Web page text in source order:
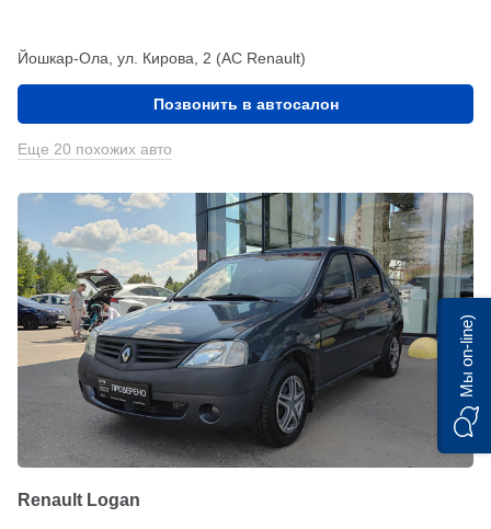
Йошкар-Ола, ул. Кирова, 2 (АС Renault)
Позвонить в автосалон
Еще 20 похожих авто
Renault Logan
Мы on-line)